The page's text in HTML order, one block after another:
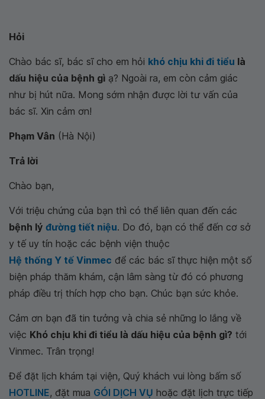
Hỏi
Chào bác sĩ, bác sĩ cho em hỏi khó chịu khi đi tiểu là
dấu hiệu của bệnh gì ạ? Ngoài ra, em còn cảm giác
như bị hút nữa. Mong sớm nhận được lời tư vấn của
bác sĩ. Xin cảm ơn!
Phạm Vân (Hà Nội)
Trả lời
Chào bạn,
Với triệu chứng của bạn thì có thể liên quan đến các
bệnh lý đường tiết niệu. Do đó, bạn có thể đến cơ sở
y tế uy tín hoặc các bệnh viện thuộc
Hệ thống Y tế Vinmec để các bác sĩ thực hiện một số
biện pháp thăm khám, cận lâm sàng từ đó có phương
pháp điều trị thích hợp cho bạn. Chúc bạn sức khỏe.
Cảm ơn bạn đã tin tưởng và chia sẻ những lo lắng về
việc Khó chịu khi đi tiểu là dấu hiệu của bệnh gì? tới
Vinmec. Trân trọng!
Để đặt lịch khám tại viện, Quý khách vui lòng bấm số
HOTLINE, đặt mua GÓI DỊCH VỤ hoặc đặt lịch trực tiếp